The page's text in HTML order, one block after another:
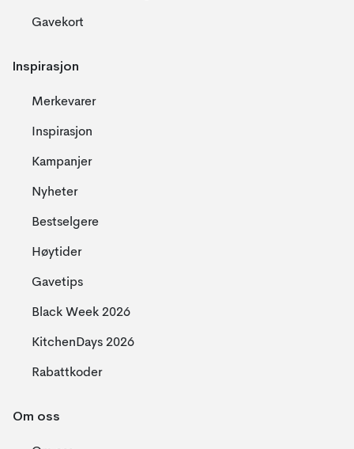
Gavekort
Inspirasjon
Merkevarer
Inspirasjon
Kampanjer
Nyheter
Bestselgere
Høytider
Gavetips
Black Week 2026
KitchenDays 2026
Rabattkoder
Om oss